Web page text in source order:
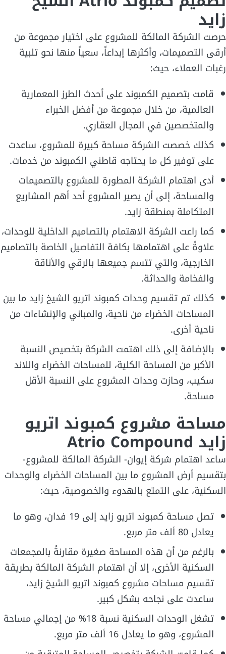
زايد
حرصت الشركة المالكة للمشروع على اختيار مجموعة من
أرقى التصميمات، وأكثرها إبداعاً، سعياً منها نحو تلبية
رغبات العملاء، حيث:
قامت بتصميم الكمبوند على أحدث الطرز المعمارية
العالمية، من خلال مجموعة من أفضل الخبراء
والمتخصصين في المجال العقاري.
كذلك خصصت الشركة مساحة كبيرة للمشروع، ساعدت
على توفير كل ما يحتاجه قاطني الكمبوند من خدمات.
أدى اهتمام الشركة المطورة للمشروع بالتصميمات
والمساحة، إلى أن يصير المشروع أحد أهم المشاريع
المتكاملة بمنطقة زايد.
كما راعت الشركة الاهتمام بالتصاميم الداخلية للوحدات،
علاوةً على اهتمامها بكافة التفاصيل الخاصة بالتصاميم
الخارجية، والتي تتسم جميعها بالرقي والأناقة
والفخامة والحداثة.
كذلك تم تقسيم وحدات كمبوند اتريو الشيخ زايد ما بين
المساحات الخضراء من ناحية، والمباني والإنشاءات من
ناحية أخرى.
بالإضافة إلى ذلك اهتمت الشركة بتخصيص النسبة
الأكبر من المساحة الكلية، للمساحات الخضراء واللاند
سكيب، وحازت وحدات المشروع على النسبة الأقل
مساحة.
مساحة مشروع كمبوند اتريو
زايد Atrio Compound
ساعد اهتمام شركة إيوان- الشركة المالكة للمشروع-
بتقسيم أرض المشروع ما بين المساحات الخضراء والوحدات
السكنية، على التمتع بالهدوء والخصوصية، حيث:
تصل مساحة كمبوند اتريو زايد إلى 19 فدان، وهو ما
يعادل 80 ألف متر مربع.
بالرغم من أن هذه المساحة صغيرة مقارنةً بالمجمعات
السكنية الأخرى، إلا أن اهتمام الشركة المالكة بطريقة
تقسيم مساحات مشروع كمبوند اتريو الشيخ زايد،
ساعدت على نجاحه بشكل كبير.
تشغل الوحدات السكنية نسبة 18% من إجمالي مساحة
المشروع، وهو ما يعادل 16 ألف متر مربع.